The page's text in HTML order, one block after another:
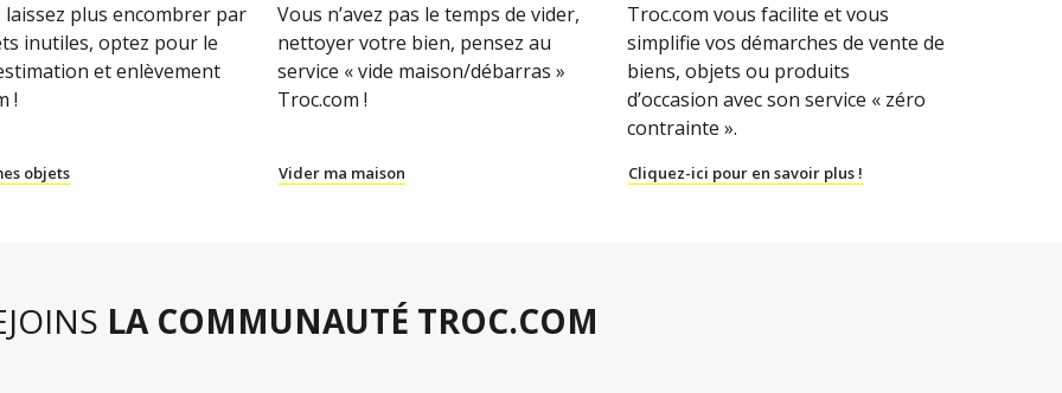
laissez plus encombrer par
inutiles, optez pour le
et enlèvement
!
objets
Vous n’avez pas le temps de vider,
nettoyer votre bien, pensez au
service « vide maison/débarras »
Troc.com !
Vider ma maison
Troc.com vous facilite et vous
simplifie vos démarches de vente de
biens, objets ou produits
d’occasion avec son service « zéro
contrainte ».
Cliquez-ici pour en savoir plus !
LA COMMUNAUTÉ TROC.COM